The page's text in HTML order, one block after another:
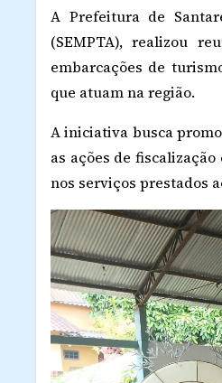
A Prefeitura de
(SEMPTA), realizou
embarcações de
que atuam na região.
A iniciativa busca
as ações de
nos serviços prestados